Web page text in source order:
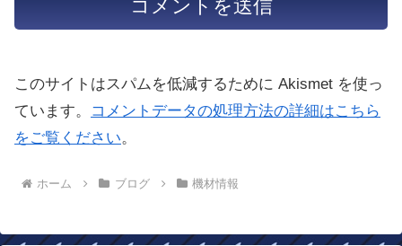
このサイトはスパムを低減するために Akismet を使っ
ています。
コメントデータの処理方法の詳細はこちら
をご覧ください。
ホーム ブログ 機材情報